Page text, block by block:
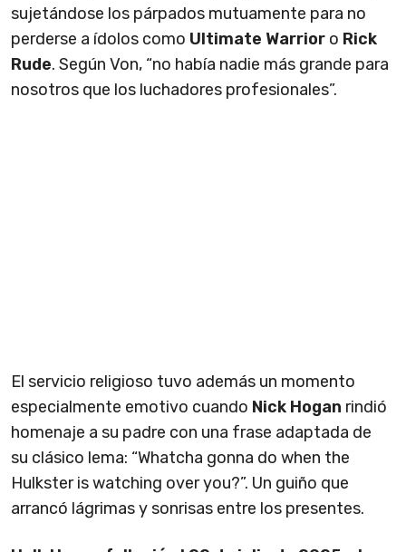
sujetándose los párpados mutuamente para no
perderse a ídolos como Ultimate Warrior o Rick
Rude. Según Von, “no había nadie más grande para
nosotros que los luchadores profesionales”.
El servicio religioso tuvo además un momento
especialmente emotivo cuando Nick Hogan rindió
homenaje a su padre con una frase adaptada de
su clásico lema: “Whatcha gonna do when the
Hulkster is watching over you?”. Un guiño que
arrancó lágrimas y sonrisas entre los presentes.